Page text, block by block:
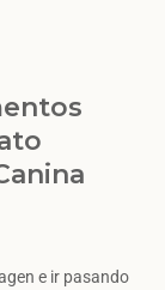
e ir pasando